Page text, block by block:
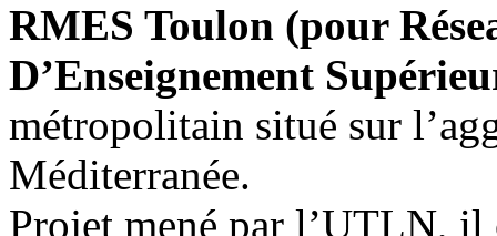
RMES Toulon (pour
D’Enseignement
métropolitain situé sur
Méditerranée.
Projet mené par l’UTLN, il